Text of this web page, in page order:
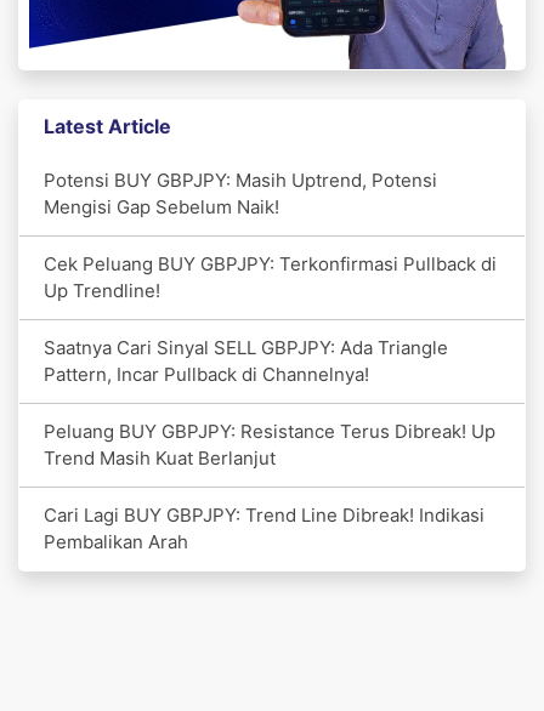
Latest Article
Potensi BUY GBPJPY: Masih Uptrend, Potensi
Mengisi Gap Sebelum Naik!
Cek Peluang BUY GBPJPY: Terkonfirmasi Pullback di
Up Trendline!
Saatnya Cari Sinyal SELL GBPJPY: Ada Triangle
Pattern, Incar Pullback di Channelnya!
Peluang BUY GBPJPY: Resistance Terus Dibreak! Up
Trend Masih Kuat Berlanjut
Cari Lagi BUY GBPJPY: Trend Line Dibreak! Indikasi
Pembalikan Arah